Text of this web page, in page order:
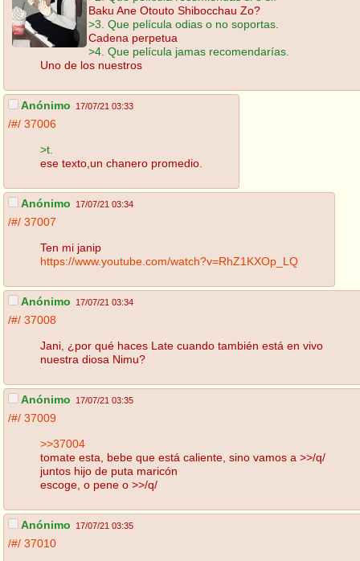
Baku Ane Otouto Shibocchau Zo?
>3. Que película odias o no soportas.
Cadena perpetua
>4. Que película jamas recomendarías.
Uno de los nuestros
Anónimo 17/07/21 03:33
/#/ 37006
>t.
ese texto,un chanero promedio.
Anónimo 17/07/21 03:34
/#/ 37007
Ten mi janip
https://www.youtube.com/watch?v=RhZ1KXOp_LQ
Anónimo 17/07/21 03:34
/#/ 37008
Jani, ¿por qué haces Late cuando también está en vivo
nuestra diosa Nimu?
Anónimo 17/07/21 03:35
/#/ 37009
>>37004
tomate esta, bebe que está caliente, sino vamos a >>/q/
juntos hijo de puta maricón
escoge, o pene o >>/q/
Anónimo 17/07/21 03:35
/#/ 37010